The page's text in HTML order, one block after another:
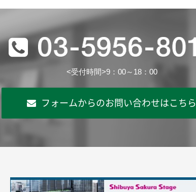
<受付時間>9：00～18：00
フォームからのお問い合わせはこちら